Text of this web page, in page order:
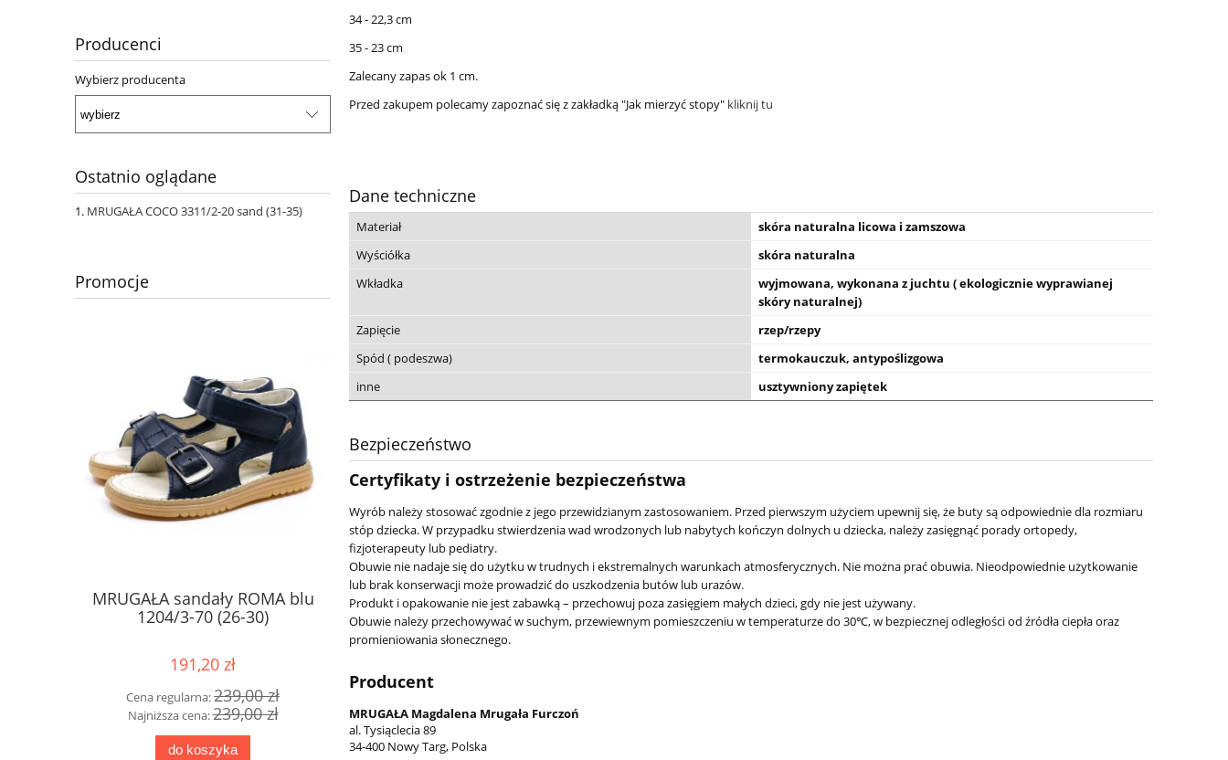
Producenci
Wybierz producenta
Ostatnio oglądane
MRUGAŁA COCO 3311/2-20 sand (31-35)
Promocje
MRUGAŁA sandały ROMA blu
1204/3-70 (26-30)
191,20 zł
Cena regularna:239,00 zł
Najniższa cena:239,00 zł
do koszyka
Superfit sandały FLOW
grau/hellgrun 1-000033-2000
Najniższa cena:209,00 zł
do koszyka
EMEL sandałki sandały e1560-23
MRUGAŁA sandały MILA rosa
1315/2-40 (31-35)
34 - 22,3 cm
35 - 23 cm
Zalecany zapas ok 1 cm.
Przed zakupem polecamy zapoznać się z zakładką "Jak mierzyć stopy" kliknij tu
Dane techniczne
Materiał
skóra naturalna licowa i zamszowa
Wyściółka
skóra naturalna
Wkładka
wyjmowana, wykonana z juchtu ( ekologicznie wyprawianej
skóry naturalnej)
Zapięcie
rzep/rzepy
Spód ( podeszwa)
termokauczuk, antypoślizgowa
inne
usztywniony zapiętek
Bezpieczeństwo
Certyfikaty i ostrzeżenie bezpieczeństwa
Wyrób należy stosować zgodnie z jego przewidzianym zastosowaniem. Przed pierwszym użyciem upewnij się, że buty są odpowiednie dla rozmiaru
stóp dziecka. W przypadku stwierdzenia wad wrodzonych lub nabytych kończyn dolnych u dziecka, należy zasięgnąć porady ortopedy,
fizjoterapeuty lub pediatry.
Obuwie nie nadaje się do użytku w trudnych i ekstremalnych warunkach atmosferycznych. Nie można prać obuwia. Nieodpowiednie użytkowanie
lub brak konserwacji może prowadzić do uszkodzenia butów lub urazów.
Produkt i opakowanie nie jest zabawką – przechowuj poza zasięgiem małych dzieci, gdy nie jest używany.
Obuwie należy przechowywać w suchym, przewiewnym pomieszczeniu w temperaturze do 30℃, w bezpiecznej odległości od źródła ciepła oraz
promieniowania słonecznego.
Producent
MRUGAŁA Magdalena Mrugała Furczoń
al. Tysiąclecia 89
34-400 Nowy Targ, Polska